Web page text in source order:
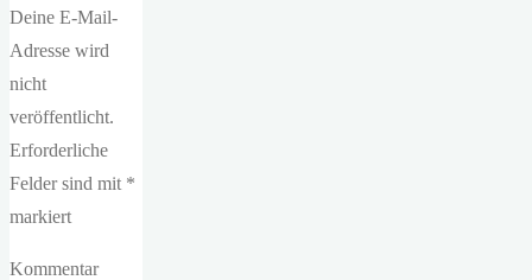
Deine E-Mail-
Adresse wird
nicht
veröffentlicht.
Erforderliche
Felder sind mit *
markiert
Kommentar